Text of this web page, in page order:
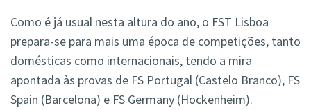
Como é já usual nesta altura do ano, o FST Lisboa
prepara-se para mais uma época de competições, tanto
domésticas como internacionais, tendo a mira
apontada às provas de FS Portugal (Castelo Branco), FS
Spain (Barcelona) e FS Germany (Hockenheim).